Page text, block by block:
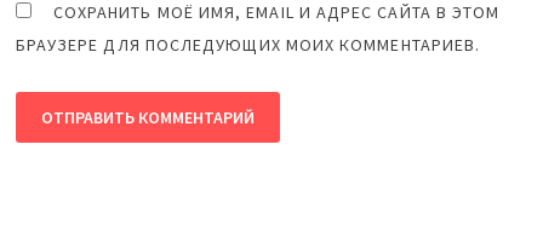
СОХРАНИТЬ МОЁ ИМЯ, EMAIL И АДРЕС САЙТА В ЭТОМ
БРАУЗЕРЕ ДЛЯ ПОСЛЕДУЮЩИХ МОИХ КОММЕНТАРИЕВ.